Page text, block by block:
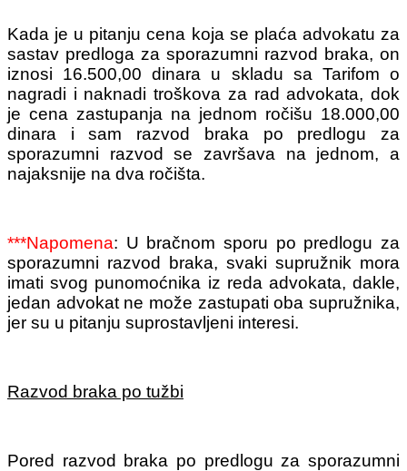
Kada je u pitanju cena koja se plaća advokatu za
sastav predloga za sporazumni razvod braka, on
iznosi 16.500,00 dinara u skladu sa Tarifom o
nagradi i naknadi troškova za rad advokata, dok
je cena zastupanja na jednom ročišu 18.000,00
dinara i sam razvod braka po predlogu za
sporazumni razvod se završava na jednom, a
najaksnije na dva ročišta.
***Napomena: U bračnom sporu po predlogu za
sporazumni razvod braka, svaki supružnik mora
imati svog punomoćnika iz reda advokata, dakle,
jedan advokat ne može zastupati oba supružnika,
jer su u pitanju suprostavljeni interesi.
Razvod braka po tužbi
Pored razvod braka po predlogu za sporazumni